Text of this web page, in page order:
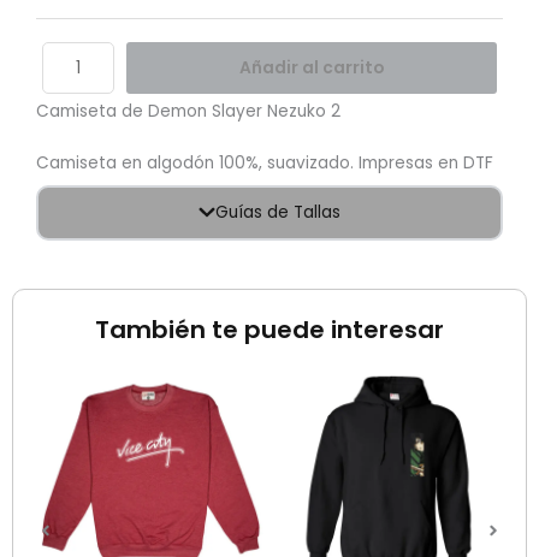
Añadir al carrito
Camiseta de Demon Slayer Nezuko 2
Camiseta en algodón 100%, suavizado. Impresas en DTF
Guías de Tallas
También te puede interesar